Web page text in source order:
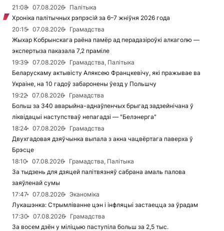
21:08
07.08.2026
Палітыка
Хроніка палітычных рэпрэсій за 6–7 жніўня 2026 года
20:15
07.08.2026
Грамадства
Жыхар Кобрынскага раёна памёр ад перадазіроўкі алкаголю —
экспертыза паказала 7,2 праміле
19:39
07.08.2026
Грамадства, Палітыка
Беларускаму актывісту Аляксею Францкевічу, які пражывае ва
Украіне, на 10 гадоў забаронены ўезд у Польшчу
19:22
07.08.2026
Грамадства
Больш за 340 аварыйна-аднаўленчых брыгад задзейнічана ў
ліквідацыі наступстваў непагадзі — "Белэнерга"
18:24
07.08.2026
Грамадства
Двухгадовая дзяўчынка выпала з акна чацвёртага паверха ў
Брэсце
18:10
07.08.2026
Грамадства, Палітыка
За тыдзень для дзяцей палітвязняў сабрана амаль палова
заяўленай сумы
17:47
07.08.2026
Эканоміка
Лукашэнка: Стрымліванне цэн і інфляцыі застаецца за ўрадам
17:30
07.08.2026
Грамадства
За восем дзён у міліцыю паступіла больш за 2,5 тыс.